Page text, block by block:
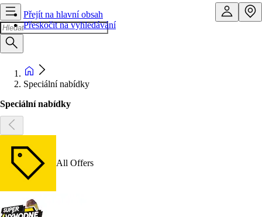
Přejít na hlavní obsah
Přeskočit na vyhledávání
Speciální nabídky
Speciální nabídky
All Offers